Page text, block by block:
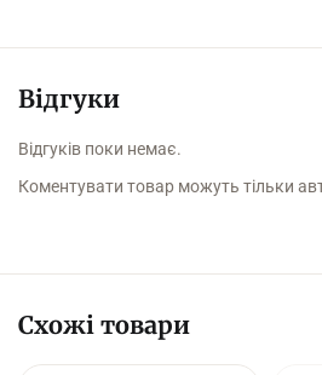
Відгуки
Відгуків поки немає.
Коментувати товар можуть тільки
Схожі товари